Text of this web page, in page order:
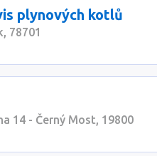
plynových kotlů
78701
14 - Černý Most, 19800